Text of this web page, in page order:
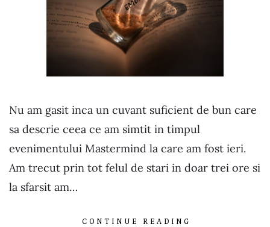
Nu am gasit inca un cuvant suficient de bun care
sa descrie ceea ce am simtit in timpul
evenimentului Mastermind la care am fost ieri.
Am trecut prin tot felul de stari in doar trei ore si
la sfarsit am…
CONTINUE READING